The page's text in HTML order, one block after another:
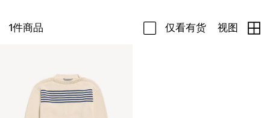
1件商品 仅看有货 视图